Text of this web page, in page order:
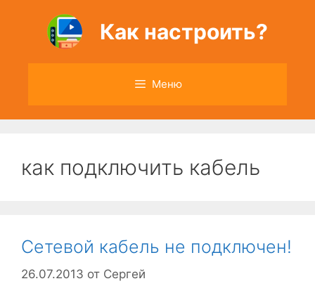
содержимому
Как настроить?
Меню
как подключить кабель
Сетевой кабель не подключен!
26.07.2013 от Сергей